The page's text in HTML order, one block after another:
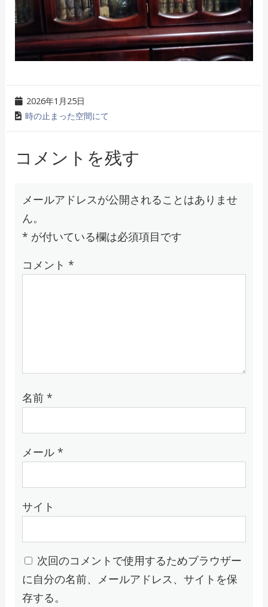
2026年1月25日
時の止まった空間にて
コメントを残す
メールアドレスが公開されることはありませ
ん。
* が付いている欄は必須項目です
コメント *
名前 *
メール *
サイト
次回のコメントで使用するためブラウザー
に自分の名前、メールアドレス、サイトを保
存する。